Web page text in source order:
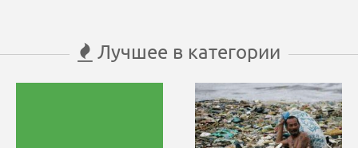
Лучшее в категории